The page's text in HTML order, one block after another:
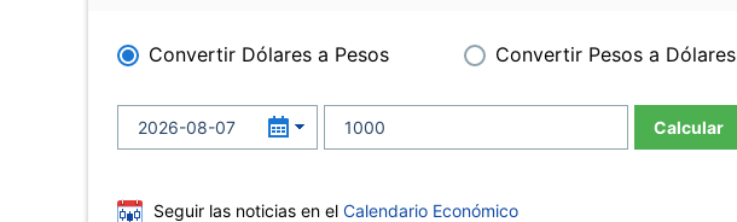
Convertir Dólares a Pesos Convertir Pesos a Dólares
Calcular
Seguir las noticias en el Calendario Económico